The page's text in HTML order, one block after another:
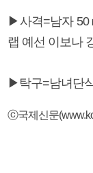
▶사격=남자 50
랩 예선 이보나
▶탁구=남녀단
ⓒ국제신문